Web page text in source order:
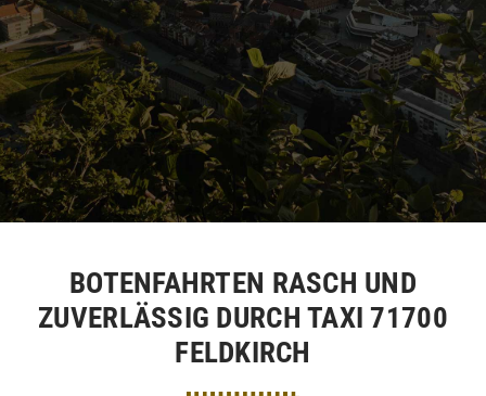
BOTENFAHRTEN RASCH UND
ZUVERLÄSSIG DURCH TAXI 71700
FELDKIRCH